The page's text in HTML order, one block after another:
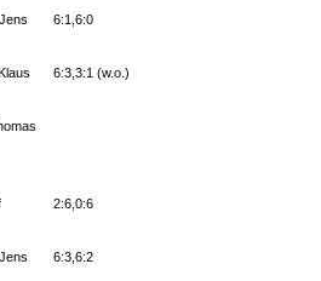
6:1,6:0
6:3,3:1 (w.o.)
2:6,0:6
6:3,6:2